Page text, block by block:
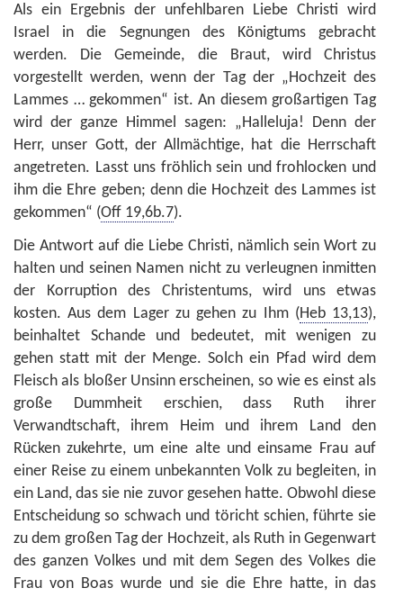
Als ein Ergebnis der unfehlbaren Liebe Christi wird
Israel in die Segnungen des Königtums gebracht
werden. Die Gemeinde, die Braut, wird Christus
vorgestellt werden, wenn der Tag der „Hochzeit des
Lammes … gekommen“ ist. An diesem großartigen Tag
wird der ganze Himmel sagen: „Halleluja! Denn der
Herr, unser Gott, der Allmächtige, hat die Herrschaft
angetreten. Lasst uns fröhlich sein und frohlocken und
ihm die Ehre geben; denn die Hochzeit des Lammes ist
gekommen“ (Off 19,6b.7).
Die Antwort auf die Liebe Christi, nämlich sein Wort zu
halten und seinen Namen nicht zu verleugnen inmitten
der Korruption des Christentums, wird uns etwas
kosten. Aus dem Lager zu gehen zu Ihm (Heb 13,13),
beinhaltet Schande und bedeutet, mit wenigen zu
gehen statt mit der Menge. Solch ein Pfad wird dem
Fleisch als bloßer Unsinn erscheinen, so wie es einst als
große Dummheit erschien, dass Ruth ihrer
Verwandtschaft, ihrem Heim und ihrem Land den
Rücken zukehrte, um eine alte und einsame Frau auf
einer Reise zu einem unbekannten Volk zu begleiten, in
ein Land, das sie nie zuvor gesehen hatte. Obwohl diese
Entscheidung so schwach und töricht schien, führte sie
zu dem großen Tag der Hochzeit, als Ruth in Gegenwart
des ganzen Volkes und mit dem Segen des Volkes die
Frau von Boas wurde und sie die Ehre hatte, in das